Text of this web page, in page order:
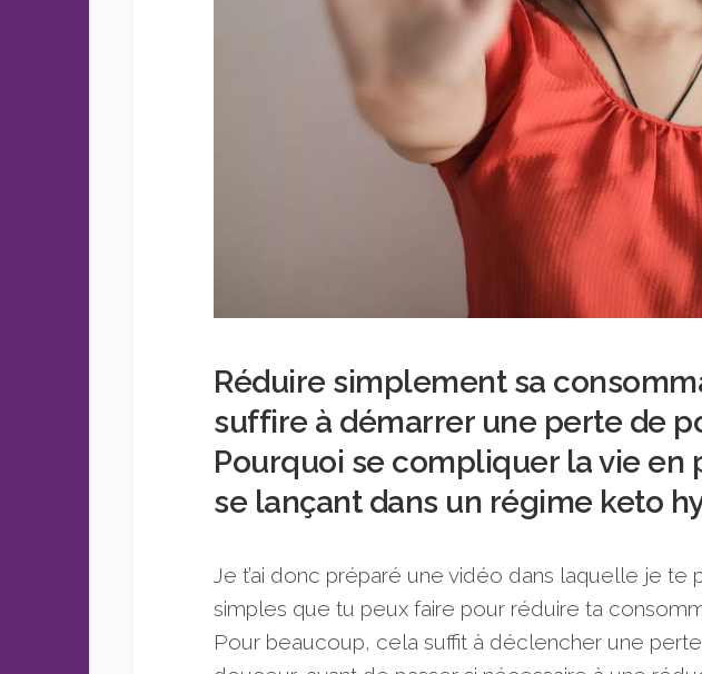
Réduire simplement sa
suffire à démarrer une perte de
Pourquoi se compliquer la vie
se lançant dans un régime keto
Je t’ai donc préparé une vidéo dans laquelle je te
simples que tu peux faire pour réduire ta
Pour beaucoup, cela suffit à déclencher une